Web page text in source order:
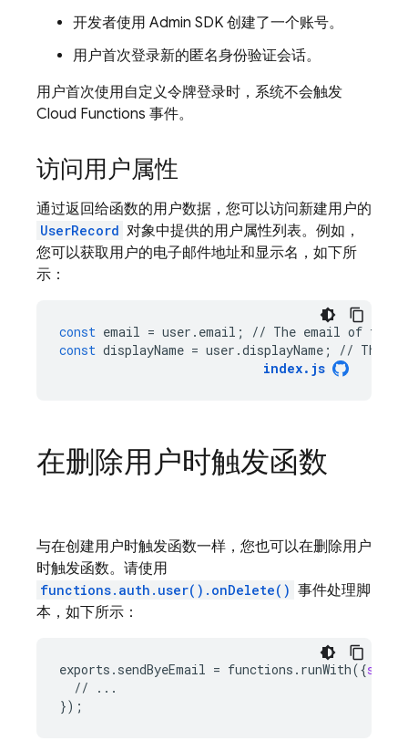
开发者使用 Admin SDK 创建了一个账号。
用户首次登录新的匿名身份验证会话。
用户首次使用自定义令牌登录时，系统不会触发
Cloud Functions 事件。
访问用户属性
通过返回给函数的用户数据，您可以访问新建用户的
UserRecord 对象中提供的用户属性列表。例如，
您可以获取用户的电子邮件地址和显示名，如下所
示：
const email = user . email ; // The email of the
const displayName = user .displayName ; // The
index. js
在删除用户时触发函数
与在创建用户时触发函数一样，您也可以在删除用户
时触发函数。请使用
functions.auth.user().onDelete() 事件处理脚
本，如下所示：
exports . sendByeEmail = functions . runWith({
//
...
});